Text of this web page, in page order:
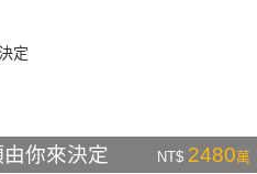
你來決定 NT$ 2480萬